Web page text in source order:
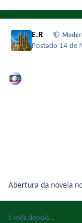
E.R
Postado 14 de
Abertura da novela
1 mês depois...